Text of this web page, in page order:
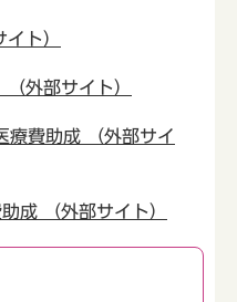
ト）
外部サイト）
療費助成 （外部サイ
成 （外部サイト）